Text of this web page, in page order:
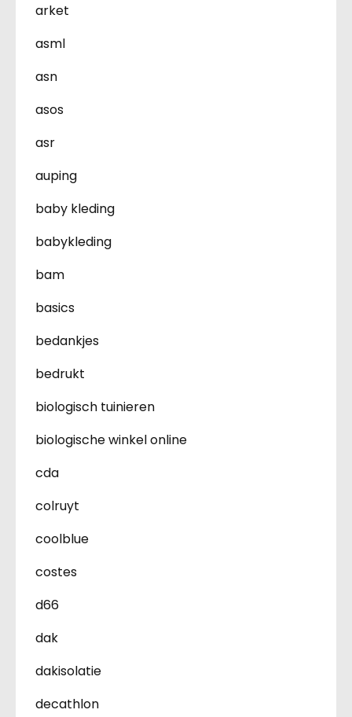
arket
asml
asn
asos
asr
auping
baby kleding
babykleding
bam
basics
bedankjes
bedrukt
biologisch tuinieren
biologische winkel online
cda
colruyt
coolblue
costes
d66
dak
dakisolatie
decathlon